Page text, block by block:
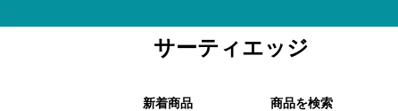
サーティエッジ
新着商品 商品を検索